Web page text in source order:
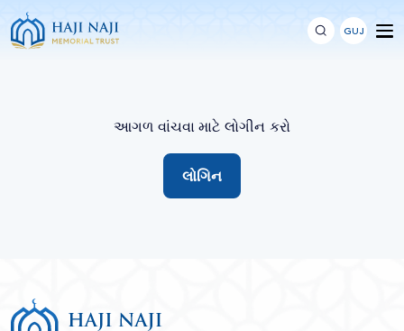
GUJ
આગળ વાંચવા માટે લોગીન કરો
લોગિન